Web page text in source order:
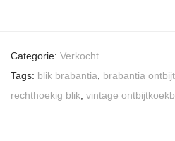
Categorie: Verkocht
Tags: blik brabantia brabantia
rechthoekig blik vintage